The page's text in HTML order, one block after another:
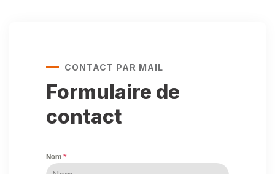
CONTACT PAR MAIL
Formulaire de
contact
Nom *